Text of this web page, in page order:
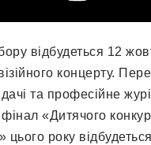
відбудеться 12
концерту.
та професійне
«Дитячого
року